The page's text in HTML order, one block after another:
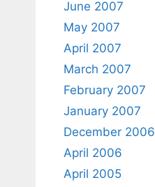
June 2007
May 2007
April 2007
March 2007
February 2007
January 2007
December 2006
April 2006
April 2005